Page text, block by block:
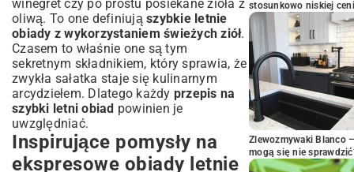
winegret czy po prostu posiekane zioła z
oliwą. To one definiują szybkie letnie
obiady z wykorzystaniem świeżych ziół.
Czasem to właśnie one są tym
sekretnym składnikiem, który sprawia, że
zwykła sałatka staje się kulinarnym
arcydziełem. Dlatego każdy przepis na
szybki letni obiad powinien je
uwzględniać.
Inspirujące pomysły na
ekspresowe obiady letnie
stosunkowo niskiej
Zlewozmywaki Blanco
mogą się nie